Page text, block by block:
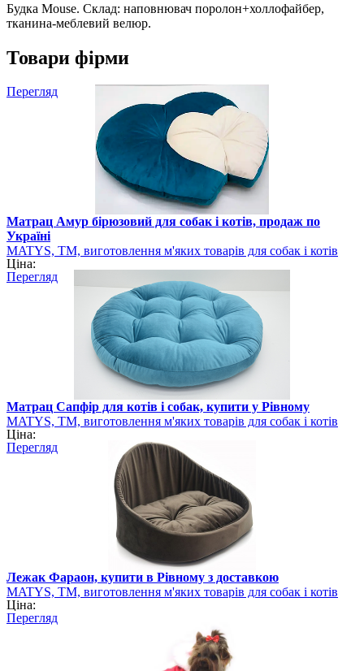
Будка Мouse. Склад: наповнювач поролон+холлофайбер,
тканина-меблевий велюр.
Товари фірми
Перегляд
Матрац Амур бірюзовий для собак і котів, продаж по
Україні
MATYS, ТМ, виготовлення м'яких товарів для собак і котів
Ціна:
Перегляд
Матрац Сапфір для котів і собак, купити у Рівному
MATYS, ТМ, виготовлення м'яких товарів для собак і котів
Ціна:
Перегляд
Лежак Фараон, купити в Рівному з доставкою
MATYS, ТМ, виготовлення м'яких товарів для собак і котів
Ціна:
Перегляд